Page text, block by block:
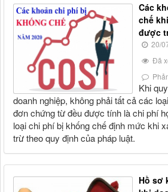
Các
chế
được
20/
Đã
Khi
doanh nghiệp, không phải tất cả các
đơn chứng từ đều được tính là chi phí
loại chi phí bị khống chế định mức khi
trừ theo quy định của pháp luật.
Hồ sơ